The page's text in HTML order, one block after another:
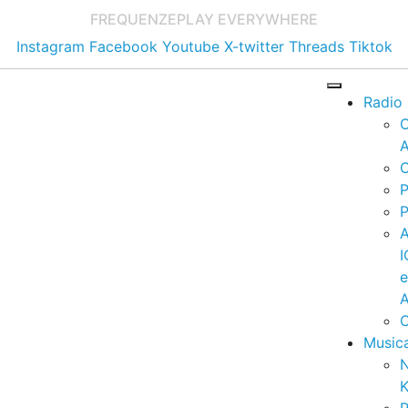
FREQUENZEPLAY EVERYWHERE
Instagram Facebook Youtube X-twitter Threads Tiktok
Radio
e